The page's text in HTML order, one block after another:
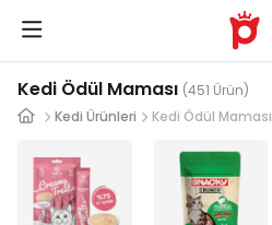
Kedi Ödül Maması (451 Ürün)
Kedi Ürünleri
Kedi Ödül Maması